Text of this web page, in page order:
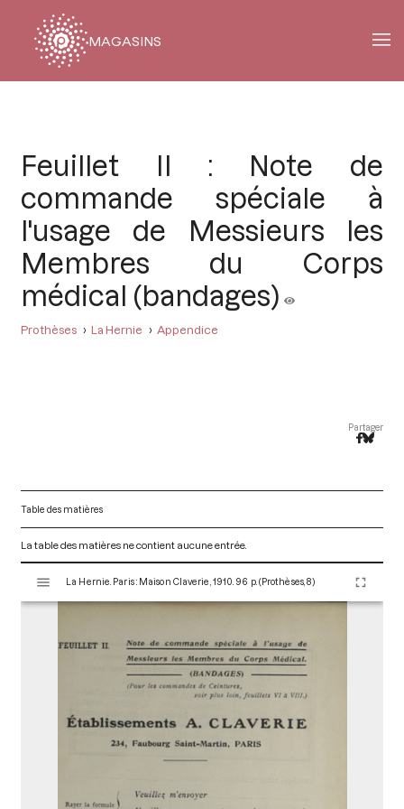
MAGASINS
Feuillet II : Note de
commande spéciale à
l'usage de Messieurs les
Membres du Corps
médical (bandages)
Prothèses La Hernie Appendice
Partager
Table des matières
La table des matières ne contient aucune entrée.
s
La Hernie. Paris : Maison Claverie, 1910. 96 p. (Prothèses, 8)